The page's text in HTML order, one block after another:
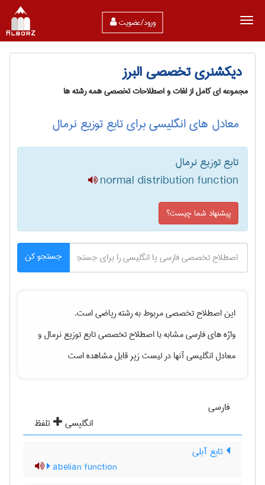
ورود/عضویت
دیکشنری تخصصی البرز
مجموعه ای کامل از لغات و اصطلاحات تخصصی همه رشته ها
معادل های انگلیسی برای تابع توزیع نرمال
تابع توزیع نرمال
normal distribution function
پیشنهاد شما چیست؟
جستجو کن
این اصطلاح تخصصی مربوط به رشتهرياضیاست.
واژه های فارسی مشابه با اصطلاح تخصصیتابع توزیع نرمالو
معادل انگلیسی آنها در لیست زیر قابل مشاهده است
فارسی
انگلیسی
تلفظ
تابع آبلی
abelian function